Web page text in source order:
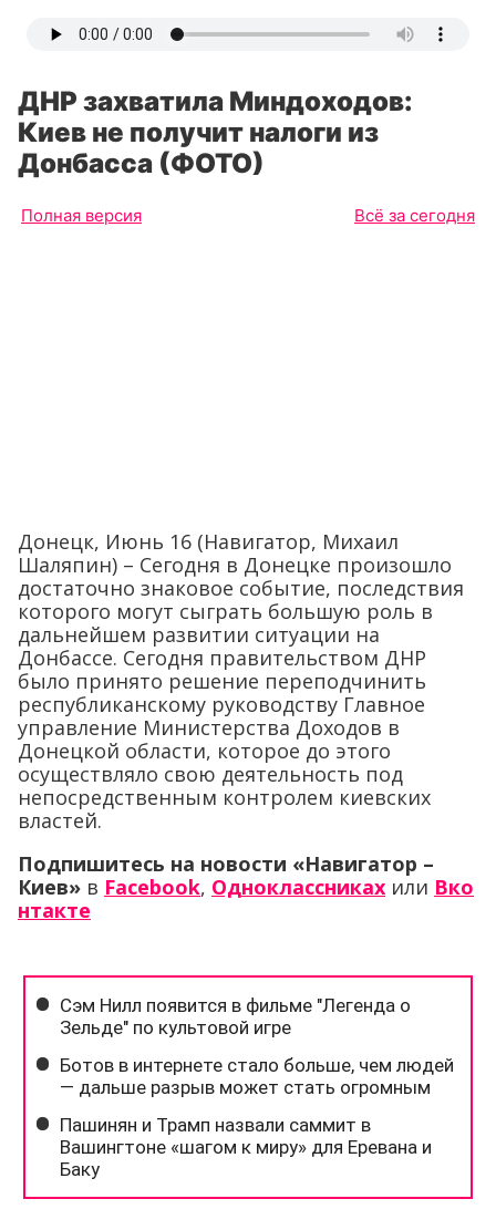
ДНР захватила Миндоходов:
Киев не получит налоги из
Донбасса (ФОТО)
Полная версия Всё за сегодня
Донецк, Июнь 16 (Навигатор, Михаил
Шаляпин) – Сегодня в Донецке произошло
достаточно знаковое событие, последствия
которого могут сыграть большую роль в
дальнейшем развитии ситуации на
Донбассе. Сегодня правительством ДНР
было принято решение переподчинить
республиканскому руководству Главное
управление Министерства Доходов в
Донецкой области, которое до этого
осуществляло свою деятельность под
непосредственным контролем киевских
властей.
Подпишитесь на новости «Навигатор –
Киев» в Facebook, Одноклассниках или Вко
нтакте